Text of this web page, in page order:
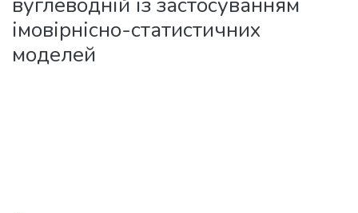
імовірнісно-статистичних
моделей